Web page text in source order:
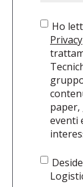
Ho
Privacy
paper,
eventi